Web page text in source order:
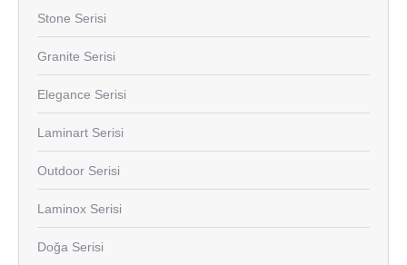
Stone Serisi
Granite Serisi
Elegance Serisi
Laminart Serisi
Outdoor Serisi
Laminox Serisi
Doğa Serisi